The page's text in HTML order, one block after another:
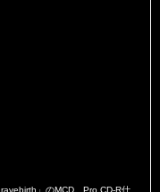
」のMCD。Pro CD-R仕